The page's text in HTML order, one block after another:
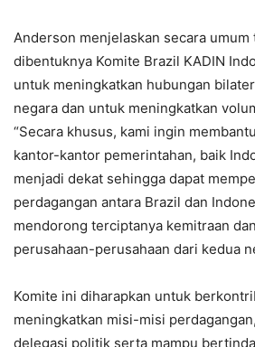
Anderson menjelaskan secara umum
dibentuknya Komite Brazil KADIN
untuk meningkatkan hubungan
negara dan untuk meningkatkan
“Secara khusus, kami ingin
kantor-kantor pemerintahan, baik
menjadi dekat sehingga dapat
perdagangan antara Brazil dan
mendorong terciptanya kemitraan
perusahaan-perusahaan dari kedua
Komite ini diharapkan untuk
meningkatkan misi-misi
delegasi politik serta mampu